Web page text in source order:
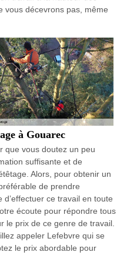
vous décevrons pas, même
à Gouarec
que vous doutez un peu
suffisante et de
Alors, pour obtenir un
de prendre
d’effectuer ce travail en toute
écoute pour répondre tous
le prix de ce genre de travail.
appeler Lefebvre qui se
le prix abordable pour